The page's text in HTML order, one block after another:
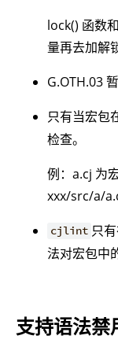
lock() 函数
量再去加解
G.OTH.03
只有当宏包
检查。
例：a.cj 为
xxx/src/a/
cjlint 只
法对宏包中
支持语法禁